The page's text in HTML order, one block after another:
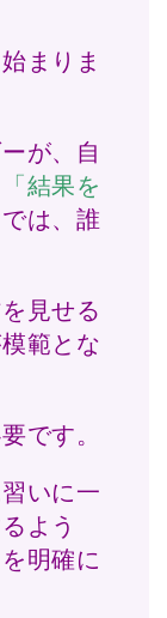
まりま
が、自
「結果を
は、誰
見せる
範とな
です。
いに一
よう
明確に